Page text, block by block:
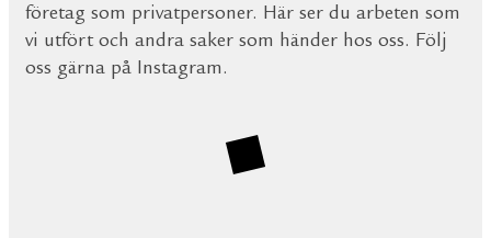
företag som privatpersoner. Här ser du arbeten som
vi utfört och andra saker som händer hos oss. Följ
oss gärna på Instagram.